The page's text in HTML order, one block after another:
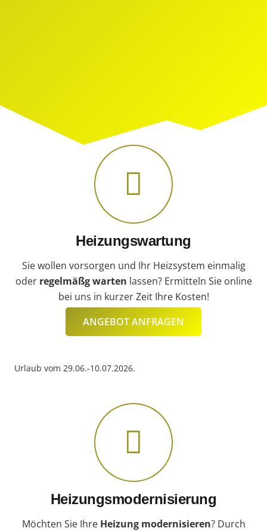
Heizungswartung
Sie wollen vorsorgen und Ihr Heizsystem einmalig
oder regelmäßg warten lassen? Ermitteln Sie online
bei uns in kurzer Zeit Ihre Kosten!
ANGEBOT ANFRAGEN
Urlaub vom 29.06.-10.07.2026.
Heizungsmodernisierung
Möchten Sie Ihre Heizung modernisieren? Durch